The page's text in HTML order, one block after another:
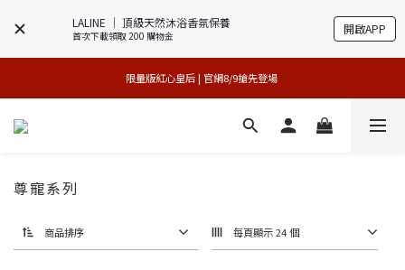
LALINE │ 頂級天然沐浴香氛保養
首次下載領取 200 購物金 開啟APP
買1送1特賣會 | 台中大遠百店 / 南紡店
專櫃加碼活動 | 尊寵指定系列2件88折
限量版紅心皇后 | 官網8/9搶先登場
買1送1特賣會 | 台中大遠百店 / 南紡店
尊寵系列
商品排序 每頁顯示 24 個